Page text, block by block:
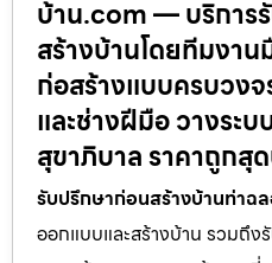
บ้าน.com — บริการ
สร้างบ้านโดยทีมงาน
ก่อสร้างแบบครบวง
และช่างฝีมือ วางระบ
สุขาภิบาล ราคาถูกสุ
รับปรึกษาก่อนสร้างบ้านท่าฉ
ออกแบบและสร้างบ้าน รวมถึง